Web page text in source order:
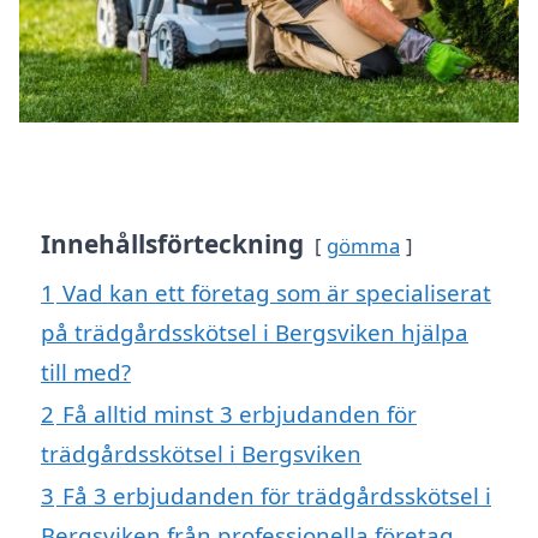
Innehållsförteckning gömma
1 Vad kan ett företag som är specialiserat
på trädgårdsskötsel i Bergsviken hjälpa
till med?
2 Få alltid minst 3 erbjudanden för
trädgårdsskötsel i Bergsviken
3 Få 3 erbjudanden för trädgårdsskötsel i